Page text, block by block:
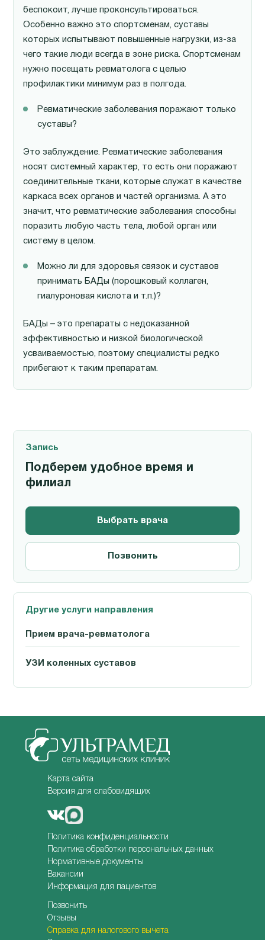
Запись
Подберем удобное время и
филиал
Выбрать врача
Позвонить
Другие услуги направления
Прием врача-ревматолога
УЗИ коленных суставов
беспокоит, лучше проконсультироваться.
Особенно важно это спортсменам, суставы
которых испытывают повышенные нагрузки, из-за
чего такие люди всегда в зоне риска. Спортсменам
нужно посещать ревматолога с целью
профилактики минимум раз в полгода.
Ревматические заболевания поражают только
суставы?
Это заблуждение. Ревматические заболевания
носят системный характер, то есть они поражают
соединительные ткани, которые служат в качестве
каркаса всех органов и частей организма. А это
значит, что ревматические заболевания способны
поразить любую часть тела, любой орган или
систему в целом.
Можно ли для здоровья связок и суставов
принимать БАДы (порошковый коллаген,
гиалуроновая кислота и т.п.)?
БАДы – это препараты с недоказанной
эффективностью и низкой биологической
усваиваемостью, поэтому специалисты редко
прибегают к таким препаратам.
Карта сайта
Версия для слабовидящих
Политика конфиденциальности
Политика обработки персональных данных
Нормативные документы
Вакансии
Информация для пациентов
Позвонить
Отзывы
Справка для налогового вычета